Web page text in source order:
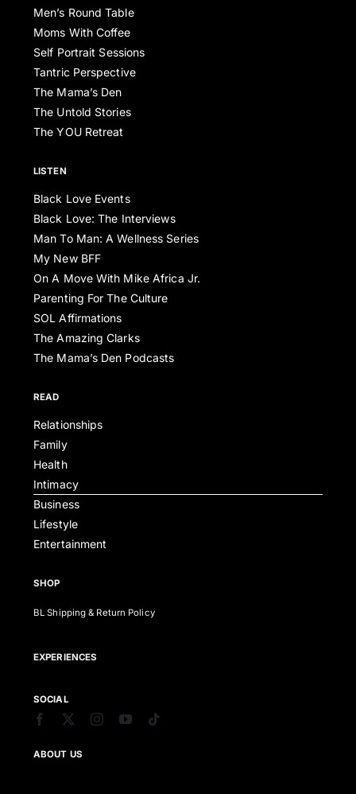
Men’s Round Table
Moms With Coffee
Self Portrait Sessions
Tantric Perspective
The Mama’s Den
The Untold Stories
The YOU Retreat
LISTEN
Black Love Events
Black Love: The Interviews
Man To Man: A Wellness Series
My New BFF
On A Move With Mike Africa Jr.
Parenting For The Culture
SOL Affirmations
The Amazing Clarks
The Mama’s Den Podcasts
READ
Relationships
Family
Health
Intimacy
Business
Lifestyle
Entertainment
SHOP
BL Shipping & Return Policy
EXPERIENCES
SOCIAL
ABOUT US